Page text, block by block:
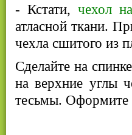
- Кстати,чехол
атласной ткани.
чехла сшитого из
Сделайте на
на верхние углы
тесьмы. Оформите